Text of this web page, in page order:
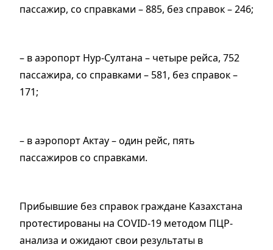
пассажир, со справками – 885, без справок – 246;
– в аэропорт Нур-Султана – четыре рейса, 752
пассажира, со справками – 581, без справок –
171;
– в аэропорт Актау – один рейс, пять
пассажиров со справками.
Прибывшие без справок граждане Казахстана
протестированы на COVID-19 методом ПЦР-
анализа и ожидают свои результаты в